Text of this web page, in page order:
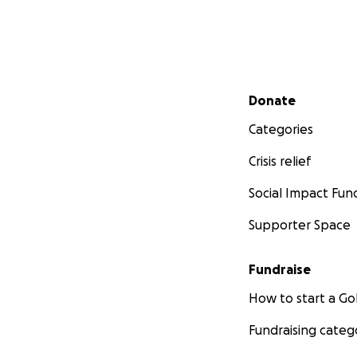
Secondary menu
Donate
Categories
Crisis relief
Social Impact
Supporter Space
Fundraise
How to start a
Fundraising